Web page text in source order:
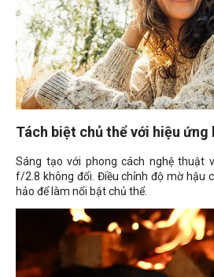
Tách biệt chủ thể với hiệu
Sáng tạo với phong cách nghệ thuật
f/2.8 không đổi. Điều chỉnh độ mờ hậu
hảo để làm nổi bật chủ thể.